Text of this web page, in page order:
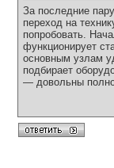
За последние
переход на
попробовать.
функционирует
основным узлам
подбирает
— довольны